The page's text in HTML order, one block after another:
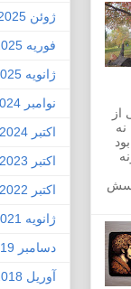
از
ژوئن 2025
فوریه 2025
ژانویه 2025
نوامبر 2024
اکتبر 2024
اکتبر 2023
اکتبر 2022
ژانویه 2021
دسامبر 2019
آوریل 2018